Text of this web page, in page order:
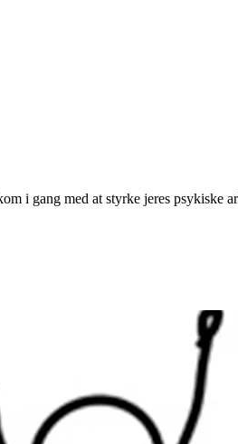
i gang med at styrke jeres psykiske